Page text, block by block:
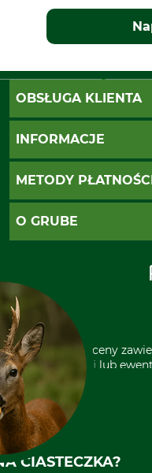
OBSŁUGA KLIENTA
Katalogi Grube
Ustawienia plików cookie
INFORMACJE
Koszty dostawy
Odstąpienie od
METODY
PayU
O GRUBE
Grube w Europie
* Wszystkie ceny
kosztów wysyłki lub
CIASTECZKA?